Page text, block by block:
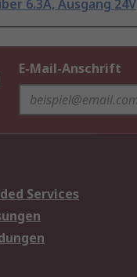
6.3A, Ausgang 24V
E-Mail-Anschrift
Services